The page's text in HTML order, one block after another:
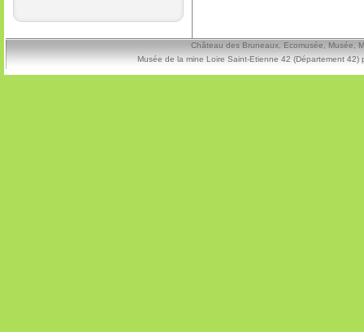
Château des Bruneaux, Ecomusée, Musée,
Musée de la mine Loire Saint-Etienne 42 (Département